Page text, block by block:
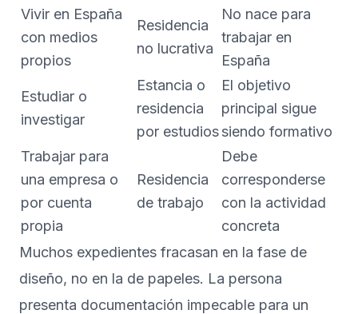
Vivir en España
con medios
propios
Residencia
no lucrativa
No nace para
trabajar en
España
Estudiar o
investigar
Estancia o
residencia
por estudios
El objetivo
principal sigue
siendo formativo
Trabajar para
una empresa o
por cuenta
propia
Residencia
de trabajo
Debe
corresponderse
con la actividad
concreta
Muchos expedientes fracasan en la fase de
diseño, no en la de papeles. La persona
presenta documentación impecable para un